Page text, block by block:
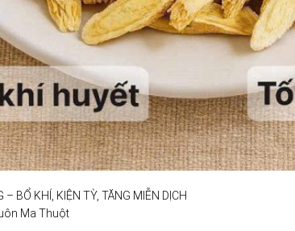
BỔ KHÍ, KIỆN TỲ, TĂNG MIỄN DỊCH
Ma Thuột